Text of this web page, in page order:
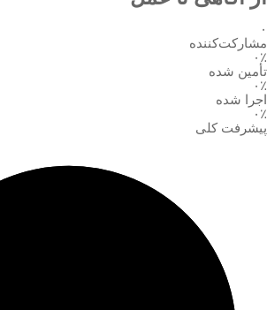
۰
مشارکت‌کننده
۰٪
تأمین شده
۰٪
اجرا شده
۰٪
پیشرفت کلی